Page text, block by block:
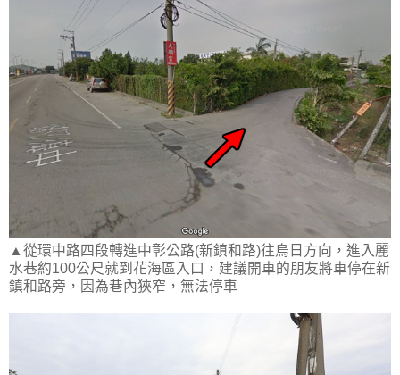
▲從環中路四段轉進中彰公路(新鎮和路)往烏日方向，進入麗
水巷約100公尺就到花海區入口，建議開車的朋友將車停在新
鎮和路旁，因為巷內狹窄，無法停車